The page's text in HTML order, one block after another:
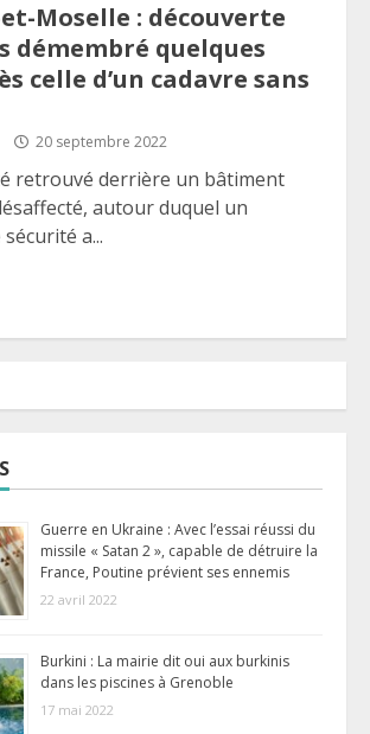
Moselle : découverte
démembré quelques
celle d’un cadavre sans
20 septembre 2022
retrouvé derrière un bâtiment
autour duquel un
a...
Guerre en Ukraine : Avec l’essai réussi du
missile « Satan 2 », capable de détruire la
France, Poutine prévient ses ennemis
22 avril 2022
Burkini : La mairie dit oui aux burkinis
dans les piscines à Grenoble
17 mai 2022